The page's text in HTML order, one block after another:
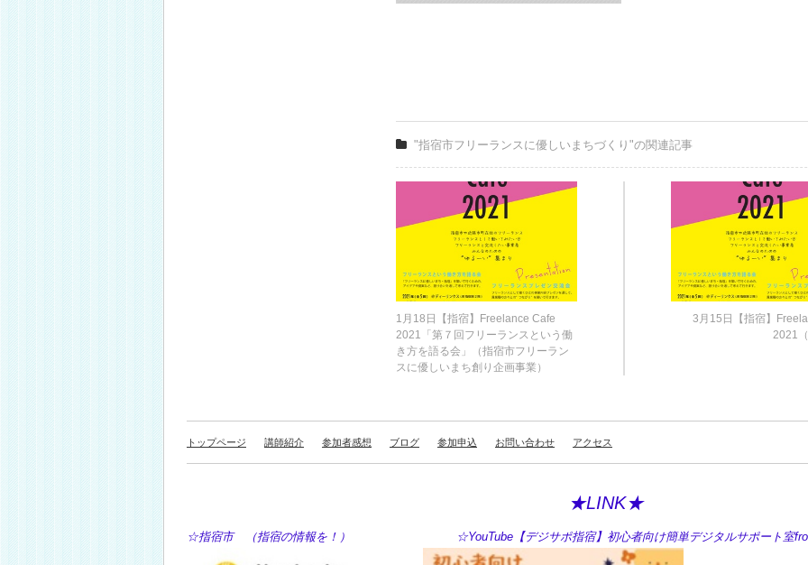
"指宿市フリーランスに優しいまちづくり"の関連記事
1月18日【指宿】Freelance Cafe
2021「第７回フリーランスという働
き方を語る会」（指宿市フリーラン
スに優しいまち創り企画事業）
3月15日【指宿】
2021
トップページ 講師紹介 参加者感想 ブログ 参加申込 お問い合わせ アクセス
★LINK★
☆指宿市 （指宿の情報を！） ☆YouTube【デジサポ指宿】初心者向け簡単デジタルサポート室